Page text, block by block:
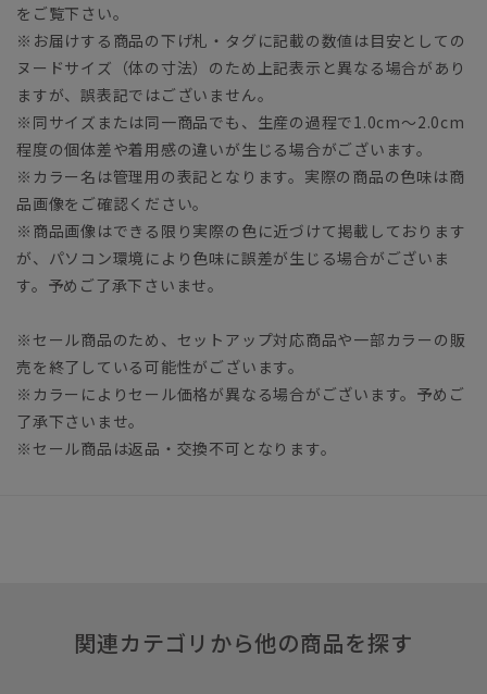
をご覧下さい。
※お届けする商品の下げ札・タグに記載の数値は目安としての
ヌードサイズ（体の寸法）のため上記表示と異なる場合があり
ますが、誤表記ではございません。
※同サイズまたは同一商品でも、生産の過程で1.0cm～2.0cm
程度の個体差や着用感の違いが生じる場合がございます。
※カラー名は管理用の表記となります。実際の商品の色味は商
品画像をご確認ください。
※商品画像はできる限り実際の色に近づけて掲載しております
が、パソコン環境により色味に誤差が生じる場合がございま
す。予めご了承下さいませ。
※セール商品のため、セットアップ対応商品や一部カラーの販
売を終了している可能性がございます。
※カラーによりセール価格が異なる場合がございます。予めご
了承下さいませ。
※セール商品は返品・交換不可となります。
関連カテゴリから他の商品を探す